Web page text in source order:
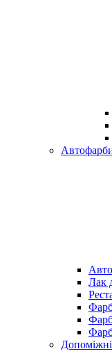
Лак